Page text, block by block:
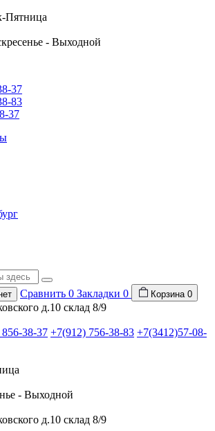
Пятница
- Выходной
37
83
37
Сравнить 0 Закладки 0 Корзина 0
д.10 склад 8/9
38-37 +7(912) 756-38-83 +7(3412)57-08-
- Выходной
д.10 склад 8/9